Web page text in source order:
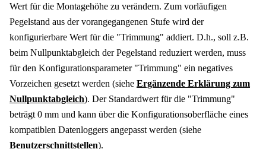
Wert für die Montagehöhe zu verändern. Zum vorläufigen
Pegelstand aus der vorangegangenen Stufe wird der
konfigurierbare Wert für die "Trimmung" addiert. D.h., soll z.B.
beim Nullpunktabgleich der Pegelstand reduziert werden, muss
für den Konfigurationsparameter "Trimmung" ein negatives
Vorzeichen gesetzt werden (siehe Ergänzende Erklärung zum
Nullpunktabgleich). Der Standardwert für die "Trimmung"
beträgt 0 mm und kann über die Konfigurationsoberfläche eines
kompatiblen Datenloggers angepasst werden (siehe
Benutzerschnittstellen).